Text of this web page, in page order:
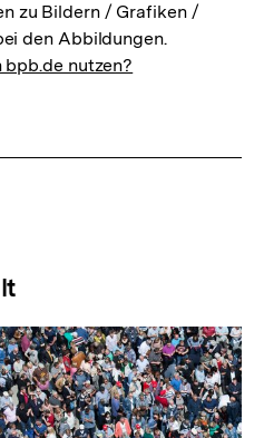
zu Bildern / Grafiken /
den Abbildungen.
bpb.de nutzen?